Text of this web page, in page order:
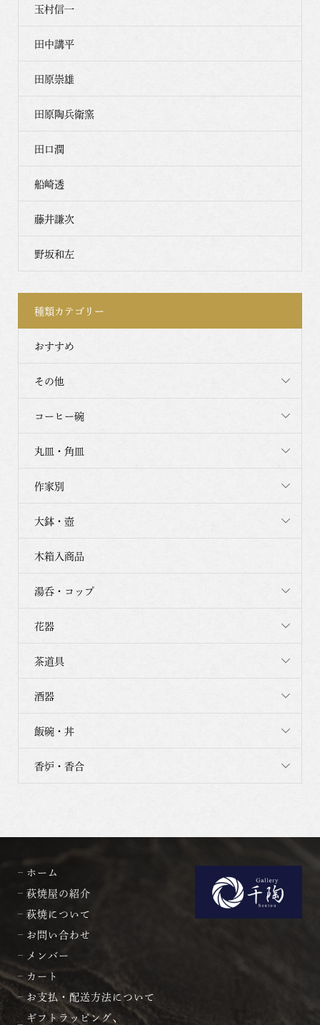
玉村信一
田中講平
田原崇雄
田原陶兵衛窯
田口潤
船崎透
藤井謙次
野坂和左
種類カテゴリー
おすすめ
その他
コーヒー碗
丸皿・角皿
作家別
大鉢・壺
木箱入商品
湯呑・コップ
花器
茶道具
酒器
飯碗・丼
香炉・香合
ホーム
萩焼屋の紹介
萩焼について
お問い合わせ
メンバー
カート
お支払・配送方法について
ギフトラッピング、